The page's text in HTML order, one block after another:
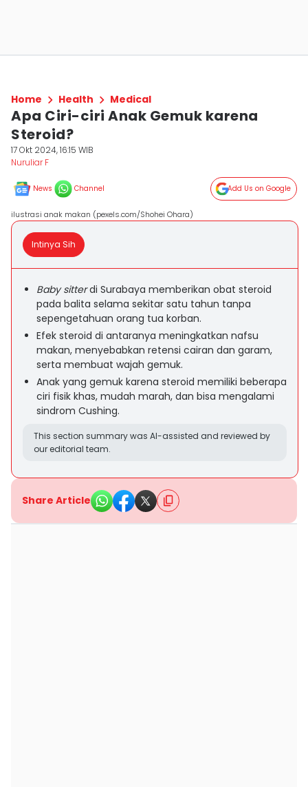
Home Health Medical
Apa Ciri-ciri Anak Gemuk karena
Steroid?
17 Okt 2024, 16:15 WIB
Nuruliar F
News Channel Add Us on Google
ilustrasi anak makan (pexels.com/Shohei Ohara)
Intinya Sih
Baby sitterdi Surabaya memberikan obat steroid
pada balita selama sekitar satu tahun tanpa
sepengetahuan orang tua korban.
Efek steroid di antaranya meningkatkan nafsu
makan, menyebabkan retensi cairan dan garam,
serta membuat wajah gemuk.
Anak yang gemuk karena steroid memiliki beberapa
ciri fisik khas, mudah marah, dan bisa mengalami
sindrom Cushing.
This section summary was AI-assisted and reviewed by
our editorial team.
Share Article